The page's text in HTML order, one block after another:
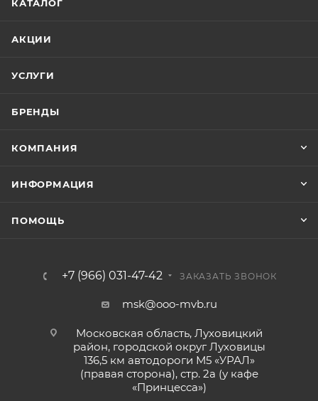
КАТАЛОГ
АКЦИИ
УСЛУГИ
БРЕНДЫ
КОМПАНИЯ
ИНФОРМАЦИЯ
ПОМОЩЬ
+7 (966) 031-47-42 ЗАКАЗАТЬ ЗВОНОК
msk@ooo-mvb.ru
Московская область, Луховицкий
район, городской округ Луховицы
136,5 км автодороги М5 «УРАЛ»
(правая сторона), стр. 2а (у кафе
«‎Принцесса»)